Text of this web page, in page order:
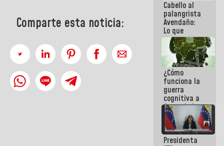
Comparte esta noticia:
de la
República
Cabello al
palangrista
Avendaño:
Lo que
vayas a
escribir
hazlo hoy
por que no
sabemos si
la semana
que viene
hay
programa
¿Cómo
funciona la
guerra
cognitiva a
favor de la
narrativa
hegemónica?
(1)
Presidenta